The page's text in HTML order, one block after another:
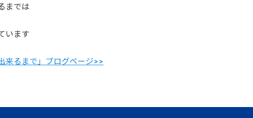
までは
います
来るまで」ブログページ>>